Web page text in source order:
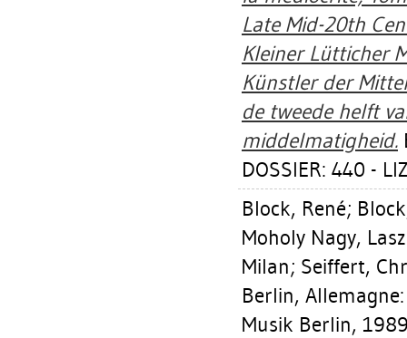
Late Mid-20th
Kleiner Lütticher
Künstler der
de tweede helft
middelmatigheid.
DOSSIER: 440 -
Block, René;
Moholy Nagy,
Milan; Seiffert,
Berlin,
Musik Berlin,